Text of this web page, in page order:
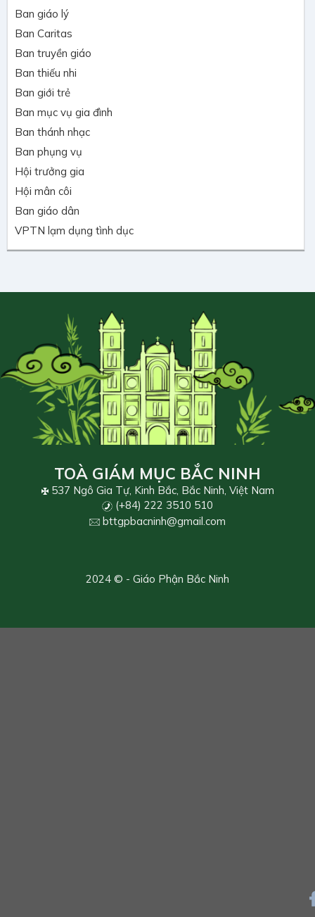
Ban giáo lý
Ban Caritas
Ban truyền giáo
Ban thiếu nhi
Ban giới trẻ
Ban mục vụ gia đình
Ban thánh nhạc
Ban phụng vụ
Hội trưởng gia
Hội mân côi
Ban giáo dân
VPTN lạm dụng tình dục
TOÀ GIÁM MỤC BẮC NINH
537 Ngô Gia Tự, Kinh Bắc, Bắc Ninh, Việt Nam
(+84) 222 3510 510
bttgpbacninh@gmail.com
2024 © - Giáo Phận Bắc Ninh